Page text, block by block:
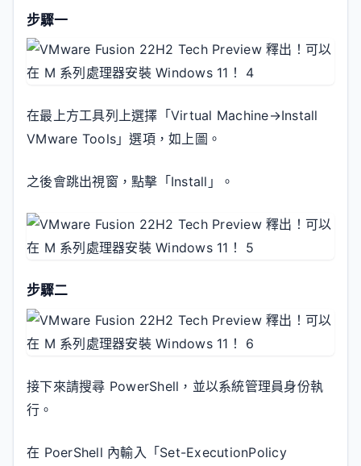
步驟一
在最上方工具列上選擇「Virtual Machine→Install
VMware Tools」選項，如上圖。
之後會跳出視窗，點擊「Install」。
步驟二
接下來請搜尋 PowerShell，並以系統管理員身份執
行。
在 PoerShell 內輸入「Set-ExecutionPolicy